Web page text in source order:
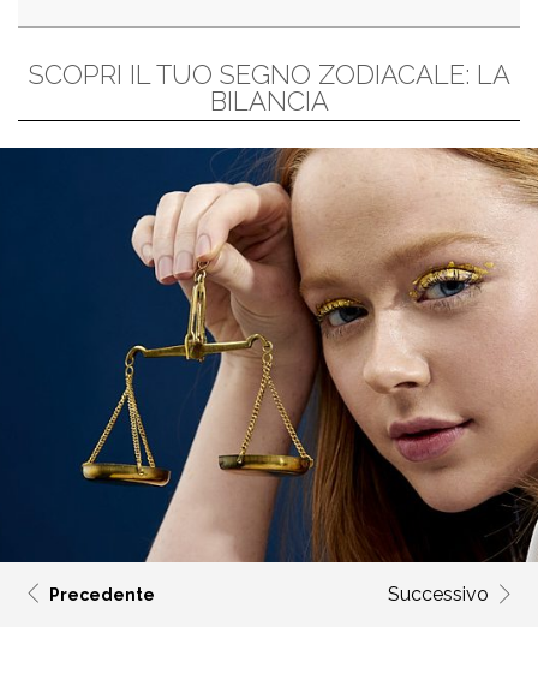
SCOPRI IL TUO SEGNO ZODIACALE: LA
BILANCIA
Precedente Successivo